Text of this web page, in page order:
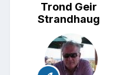
Trond Geir
Strandhaug